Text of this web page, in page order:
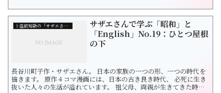
画を通じて和洋を探求します。 今回は「インタビュー」です。 ノリ
スケさんは波平の甥っ子で、カツオたちとは従兄弟同士になりま
す。 出版社...
├温故知新の「サザエさん」
サザエさんで学ぶ「昭和」と
「English」No.19：ひとつ屋根
の下
長谷川町子作・サザエさん。 日本の家族の一つの形、一つの時代を
描きます。 原作４コマ漫画には、日本の古き良き時代、 必死に生き
抜いた人々の生活が溢れています。 祖父母、両親が生きてきた時代